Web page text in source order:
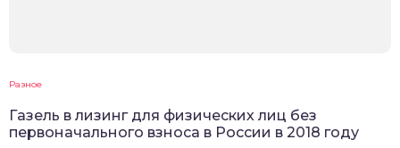
Разное
Газель в лизинг для физических лиц без
первоначального взноса в России в 2018 году